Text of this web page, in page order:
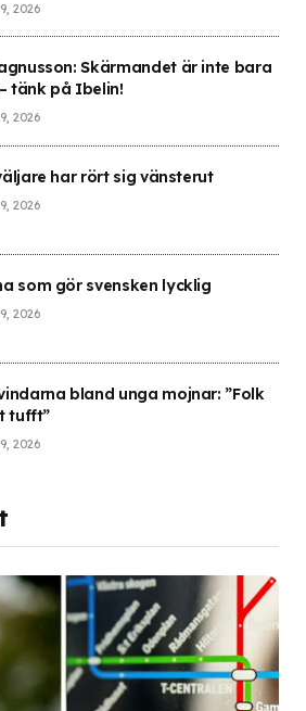
2026
Skärmandet är inte bara
tänk på Ibelin!
2026
har rört sig vänsterut
2026
som gör svensken lycklig
2026
bland unga mojnar: ”Folk
tufft”
2026